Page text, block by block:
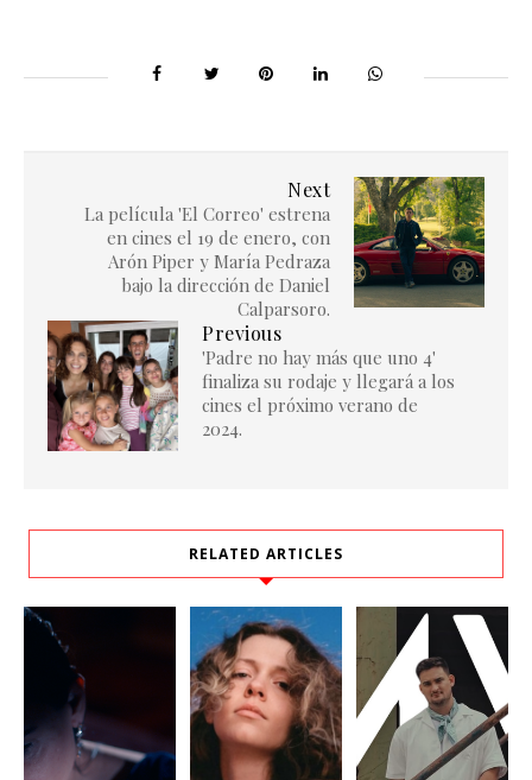
Next
La película 'El Correo' estrena
en cines el 19 de enero, con
Arón Piper y María Pedraza
bajo la dirección de Daniel
Calparsoro.
Previous
'Padre no hay más que uno 4'
finaliza su rodaje y llegará a los
cines el próximo verano de
2024.
RELATED ARTICLES